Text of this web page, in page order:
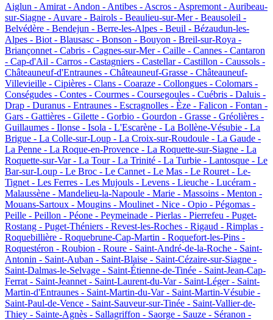
Aiglun - Amirat - Andon - Antibes - Ascros - Aspremont - Auribeau-
sur-Siagne - Auvare - Bairols - Beaulieu-sur-Mer - Beausoleil -
Belvédère - Bendejun - Berre-les-Alpes - Beuil - Bézaudun-les-
Alpes - Biot - Blausasc - Bonson - Bouyon - Breil-sur-Roya -
Briançonnet - Cabris - Cagnes-sur-Mer - Caille - Cannes - Cantaron
- Cap-d'Ail - Carros - Castagniers - Castellar - Castillon - Caussols -
Châteauneuf-d'Entraunes - Châteauneuf-Grasse - Châteauneuf-
Villevieille - Cipières - Clans - Coaraze - Collongues - Colomars -
Conségudes - Contes - Courmes - Coursegoules - Cuébris - Daluis -
Drap - Duranus - Entraunes - Escragnolles - Èze - Falicon - Fontan -
Gars - Gattières - Gilette - Gorbio - Gourdon - Grasse - Gréolières -
Guillaumes - Ilonse - Isola - L'Escarène - La Bollène-Vésubie - La
Brigue - La Colle-sur-Loup - La Croix-sur-Roudoule - La Gaude -
La Penne - La Roque-en-Provence - La Roquette-sur-Siagne - La
Roquette-sur-Var - La Tour - La Trinité - La Turbie - Lantosque - Le
Bar-sur-Loup - Le Broc - Le Cannet - Le Mas - Le Rouret - Le-
Tignet - Les Ferres - Les Mujouls - Levens - Lieuche - Lucéram -
Malaussène - Mandelieu-la-Napoule - Marie - Massoins - Menton -
Mouans-Sartoux - Mougins - Moulinet - Nice - Opio - Pégomas -
Peille - Peillon - Péone - Peymeinade - Pierlas - Pierrefeu - Puget-
Rostang - Puget-Théniers - Revest-les-Roches - Rigaud - Rimplas -
Roquebillière - Roquebrune-Cap-Martin - Roquefort-les-Pins -
Roquestéron - Roubion - Roure - Saint-André-de-la-Roche - Saint-
Antonin - Saint-Auban - Saint-Blaise - Saint-Cézaire-sur-Siagne -
Saint-Dalmas-le-Selvage - Saint-Étienne-de-Tinée - Saint-Jean-Cap-
Ferrat - Saint-Jeannet - Saint-Laurent-du-Var - Saint-Léger - Saint-
Martin-d'Entraunes - Saint-Martin-du-Var - Saint-Martin-Vésubie -
Saint-Paul-de-Vence - Saint-Sauveur-sur-Tinée - Saint-Vallier-de-
Thiey - Sainte-Agnès - Sallagriffon - Saorge - Sauze - Séranon -